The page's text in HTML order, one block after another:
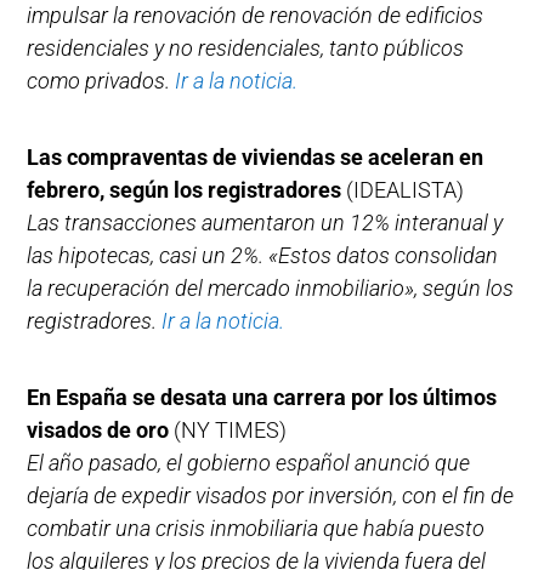
impulsar la renovación de renovación de edificios
residenciales y no residenciales, tanto públicos
como privados. Ir a la noticia.
Las compraventas de viviendas se aceleran en
febrero, según los registradores (IDEALISTA)
Las transacciones aumentaron un 12% interanual y
las hipotecas, casi un 2%. «Estos datos consolidan
la recuperación del mercado inmobiliario», según los
registradores. Ir a la noticia.
En España se desata una carrera por los últimos
visados de oro (NY TIMES)
El año pasado, el gobierno español anunció que
dejaría de expedir visados por inversión, con el fin de
combatir una crisis inmobiliaria que había puesto
los alquileres y los precios de la vivienda fuera del